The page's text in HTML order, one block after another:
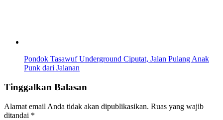
Pondok Tasawuf Underground Ciputat, Jalan Pulang Anak
Punk dari Jalanan
Tinggalkan Balasan
Alamat email Anda tidak akan dipublikasikan. Ruas yang wajib
ditandai *